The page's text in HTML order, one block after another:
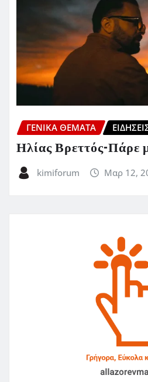
ΓΕΝΙΚΑ ΘΕΜΑΤΑ
Ηλίας Βρεττός-Πάρε
kimiforum Μαρ 12,